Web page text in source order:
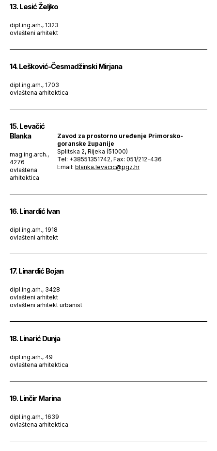
13. Lesić Željko
dipl.ing.arh., 1323
ovlašteni arhitekt
14. Lešković-Česmadžinski Mirjana
dipl.ing.arh., 1703
ovlaštena arhitektica
15. Levačić
Blanka
mag.ing.arch.,
4276
ovlaštena
arhitektica
Zavod za prostorno uređenje Primorsko-
goranske županije
Splitska 2, Rijeka (51000)
Tel: +38551351742, Fax: 051/212-436
Email: blanka.levacic@pgz.hr
16. Linardić Ivan
dipl.ing.arh., 1918
ovlašteni arhitekt
17. Linardić Bojan
dipl.ing.arh., 3428
ovlašteni arhitekt
ovlašteni arhitekt urbanist
18. Linarić Dunja
dipl.ing.arh., 49
ovlaštena arhitektica
19. Linčir Marina
dipl.ing.arh., 1639
ovlaštena arhitektica